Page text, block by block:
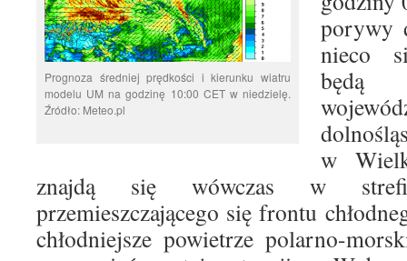
Prognoza średniej prędkości i kierunku wiatru
modelu UM na godzinę 10:00 CET w niedzielę.
Źródło: Meteo.pl
porywy
nieco
będą
w
znajdą się wówczas w
przemieszczającego się frontu
chłodniejsze powietrze polarno-